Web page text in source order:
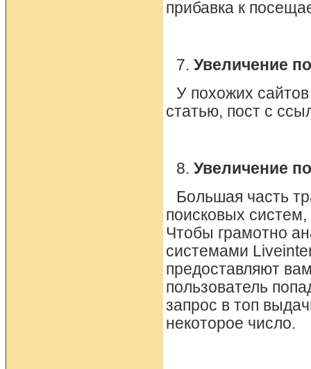
прибавка к
7. Увеличение
У похожих
статью, пост с
8. Увеличение
Большая часть
поисковых
Чтобы грамотно
системами
предоставляют
пользователь
запрос в топ
некоторое число.